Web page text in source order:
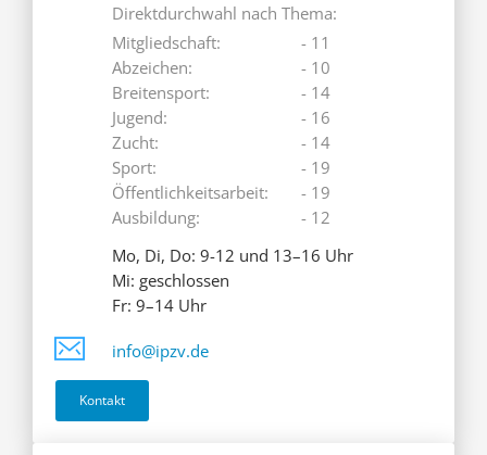
Direktdurchwahl nach Thema:
Mitgliedschaft:
Abzeichen:
Breitensport:
Jugend:
Zucht:
Sport:
Öffentlichkeitsarbeit:
Ausbildung:
- 11
- 10
- 14
- 16
- 14
- 19
- 19
- 12
Mo, Di, Do: 9-12 und 13–16 Uhr
Mi: geschlossen
Fr: 9–14 Uhr
info@ipzv.de
Kontakt